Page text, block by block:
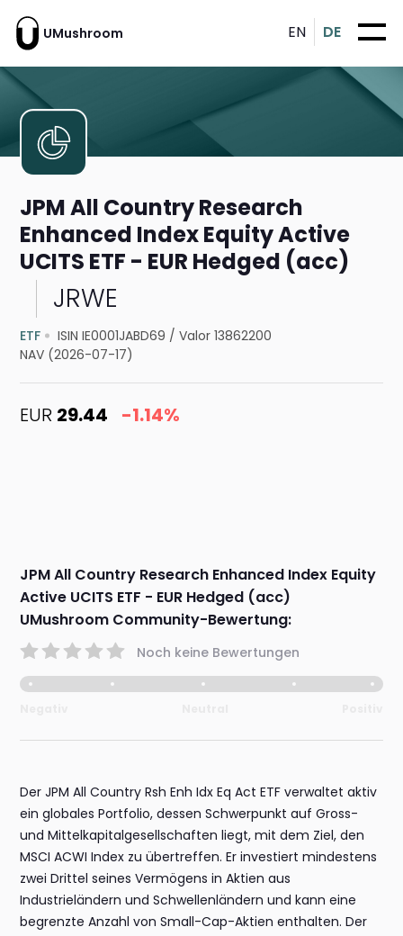
UMushroom EN DE
JPM All Country Research
Enhanced Index Equity Active
UCITS ETF - EUR Hedged (acc)
JRWE
ETF ISIN IE0001JABD69 /Valor 13862200
NAV (2026-07-17)
EUR 29.44 -1.14%
JPM All Country Research Enhanced Index Equity
Active UCITS ETF - EUR Hedged (acc)
UMushroom Community-Bewertung:
Noch keine Bewertungen
Der JPM All Country Rsh Enh Idx Eq Act ETF verwaltet aktiv
ein globales Portfolio, dessen Schwerpunkt auf Gross-
und Mittelkapitalgesellschaften liegt, mit dem Ziel, den
MSCI ACWI Index zu übertreffen. Er investiert mindestens
zwei Drittel seines Vermögens in Aktien aus
Industrieländern und Schwellenländern und kann eine
begrenzte Anzahl von Small-Cap-Aktien enthalten. Der